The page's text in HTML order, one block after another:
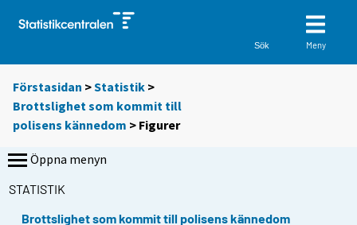
Sök Meny
Förstasidan >Statistik >
Brottslighet som kommit till
polisens kännedom > Figurer
Öppna menyn
STATISTIK
Brottslighet som kommit till polisens kännedom